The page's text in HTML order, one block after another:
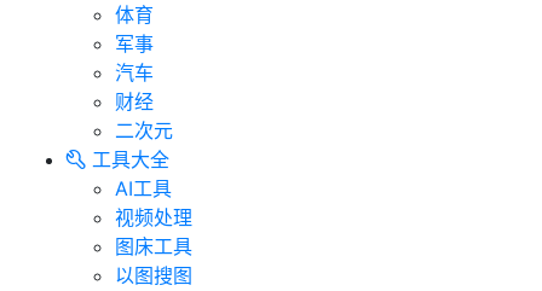
体育
军事
汽车
财经
二次元
工具大全
AI工具
视频处理
图床工具
以图搜图